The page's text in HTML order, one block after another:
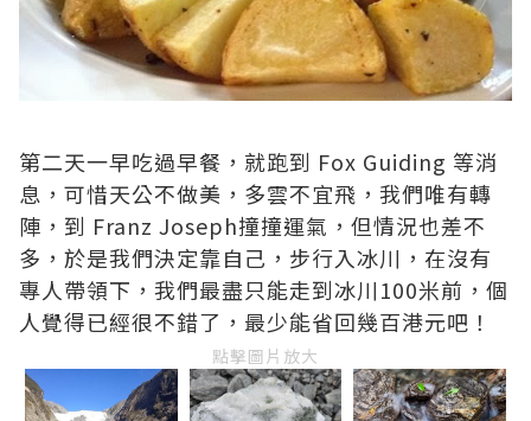
第二天一早吃過早餐，就跑到 Fox Guiding 等消
息，可惜天公不做美，多雲不宜飛，我們唯有轉
陣，到 Franz Joseph撞撞運氣，但情況也差不
多，於是我們決定靠自己，步行入冰川，在沒有
專人帶領下，我們最盡只能走到冰川100米前，個
人覺得已經很不錯了，最少能省回幾百港元吧！
點擊圖片放大